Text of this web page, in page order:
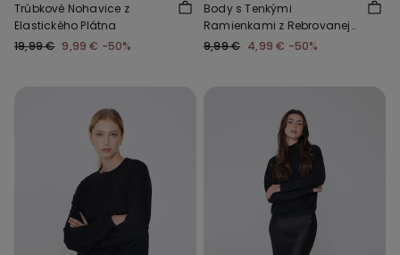
Trúbkové Nohavice z
Elastického Plátna
19,99 € 9,99 € -50%
Body s Tenkými
Ramienkami z Rebrovanej
Bavlny
9,99 € 4,99 € -50%